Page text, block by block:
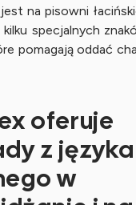
na pisowni
specjalnych
pomagają oddać
oferuje
z języka
w